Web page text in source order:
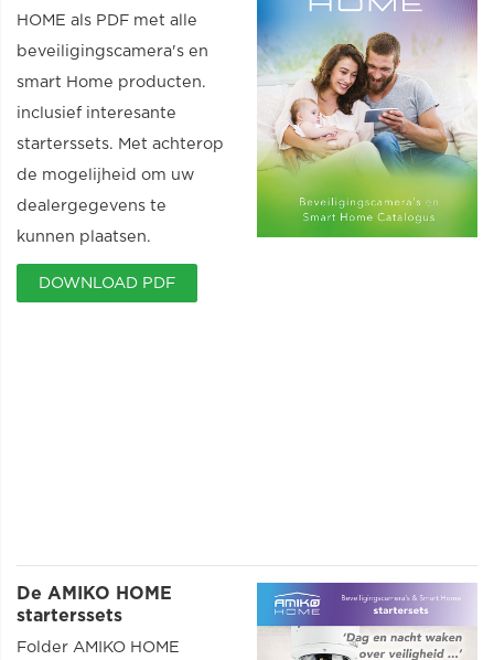
HOME als PDF met alle
beveiligingscamera's en
smart Home producten.
inclusief interesante
starterssets. Met achterop
de mogelijheid om uw
dealergegevens te
kunnen plaatsen.
DOWNLOAD PDF
De AMIKO HOME
starterssets
Folder AMIKO HOME